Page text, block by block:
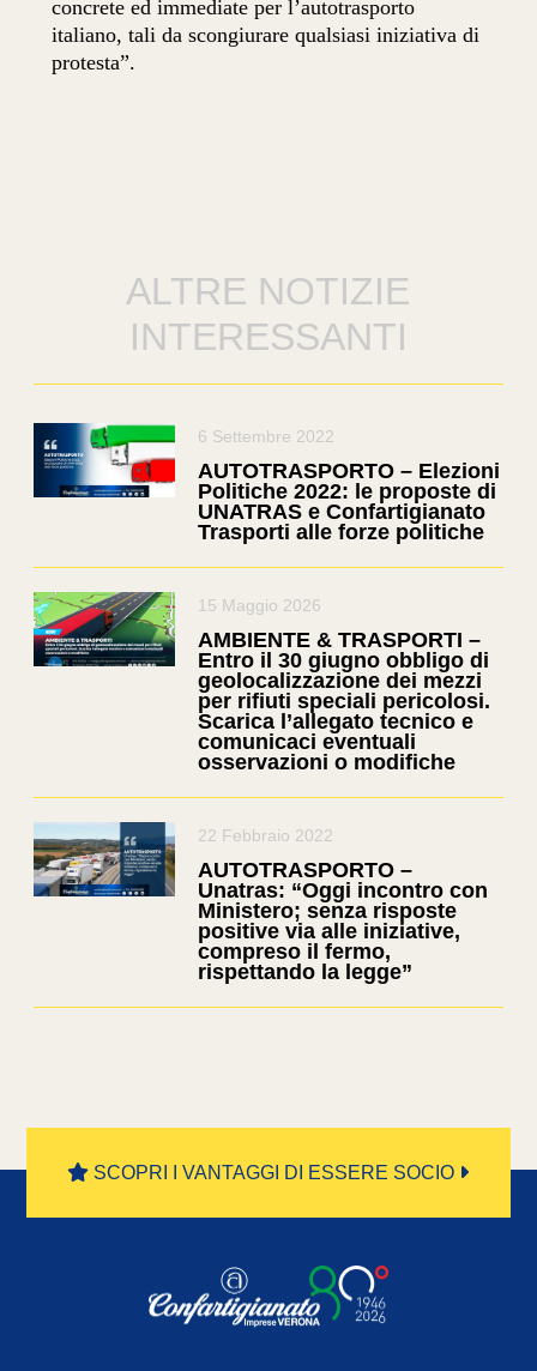
concrete ed immediate per l’autotrasporto
italiano, tali da scongiurare qualsiasi iniziativa di
protesta”.
ALTRE NOTIZIE
INTERESSANTI
6 Settembre 2022
AUTOTRASPORTO – Elezioni
Politiche 2022: le proposte di
UNATRAS e Confartigianato
Trasporti alle forze politiche
15 Maggio 2026
AMBIENTE & TRASPORTI –
Entro il 30 giugno obbligo di
geolocalizzazione dei mezzi
per rifiuti speciali pericolosi.
Scarica l’allegato tecnico e
comunicaci eventuali
osservazioni o modifiche
22 Febbraio 2022
AUTOTRASPORTO –
Unatras: “Oggi incontro con
Ministero; senza risposte
positive via alle iniziative,
compreso il fermo,
rispettando la legge”
SCOPRI I VANTAGGI DI ESSERE SOCIO